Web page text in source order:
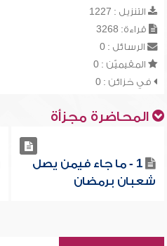
التنزيل : 1227
قراءة: 3268
الرسائل : 0
المقيميّن : 0
في خزائن : 0
المحاضرة مجزأة
1 - ما جاء فيمن يصل
شعبان برمضان